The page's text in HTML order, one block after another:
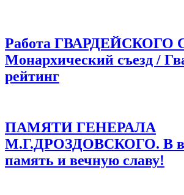
Работа
Монархический съезд /
рейтинг
ПАМЯТИ ГЕНЕРАЛА
М.Г.ДРОЗДОВСКОГО. В
память и вечную славу!